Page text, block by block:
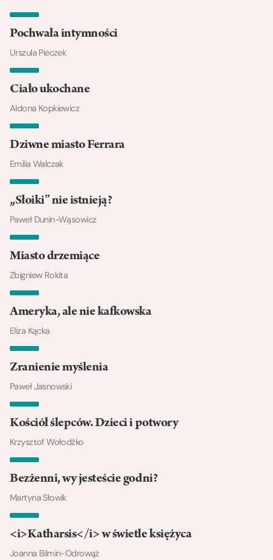
Pochwała intymności
Urszula Pieczek
Ciało ukochane
Aldona Kopkiewicz
Dziwne miasto Ferrara
Emilia Walczak
„Słoiki” nie istnieją?
Paweł Dunin-Wąsowicz
Miasto drzemiące
Zbigniew Rokita
Ameryka, ale nie kafkowska
Eliza Kącka
Zranienie myślenia
Paweł Jasnowski
Kościół ślepców. Dzieci i potwory
Krzysztof Wołodźko
Bezżenni, wy jesteście godni?
Martyna Słowik
<i>Katharsis</i> w świetle księżyca
Joanna Bilmin-Odrowąż